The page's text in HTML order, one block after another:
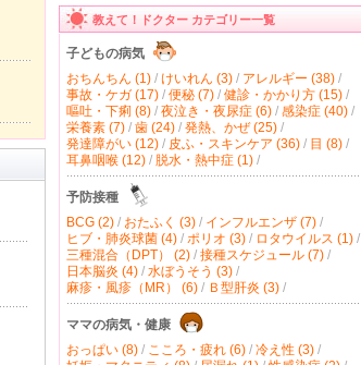
教えて！ドクター カテゴリー一覧
子どもの病気
おちんちん (1)/ けいれん (3)/ アレルギー (38)/
事故・ケガ (17)/ 便秘 (7)/ 健診・かかり方 (15)/
嘔吐・下痢 (8)/ 夜泣き・夜尿症 (6)/ 感染症 (40)/
栄養素 (7)/ 歯 (24)/ 発熱、かぜ (25)/
発達障がい (12)/ 皮ふ・スキンケア (36)/ 目 (8)/
耳鼻咽喉 (12)/ 脱水・熱中症 (1)/
予防接種
BCG (2)/ おたふく (3)/ インフルエンザ (7)/
ヒブ・肺炎球菌 (4)/ ポリオ (3)/ ロタウイルス (1)/
三種混合（DPT） (2)/ 接種スケジュール (7)/
日本脳炎 (4)/ 水ぼうそう (3)/
麻疹・風疹（MR） (6)/ Ｂ型肝炎 (3)/
ママの病気・健康
おっぱい (8)/ こころ・疲れ (6)/ 冷え性 (3)/